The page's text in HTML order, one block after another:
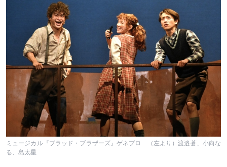
ミュージカル『ブラッド・ブラザーズ』ゲネプロ （左より）渡邉蒼、小向な
る、島太星